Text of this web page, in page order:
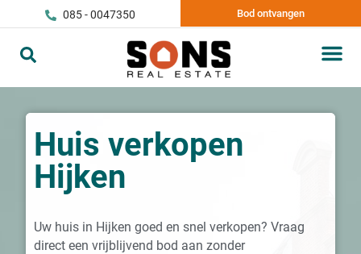
085 - 0047350 Bod ontvangen
Huis verkopen
Hijken
Uw huis in Hijken goed en snel verkopen? Vraag
direct een vrijblijvend bod aan zonder